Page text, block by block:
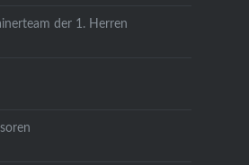
der 1. Herren